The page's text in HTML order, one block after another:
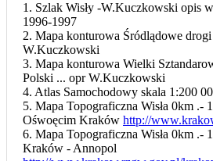
1. Szlak Wisły -W.Kuczkowski opis
1996-1997
2. Mapa konturowa Śródlądowe
W.Kuczkowski
3. Mapa konturowa Wielki
Polski ... opr W.Kuczkowski
4. Atlas Samochodowy skala 1:200
5. Mapa Topograficzna Wisła 0km .-
Ośwoęcim Kraków http://
6. Mapa Topograficzna Wisła 0km .-
Kraków - Annopol